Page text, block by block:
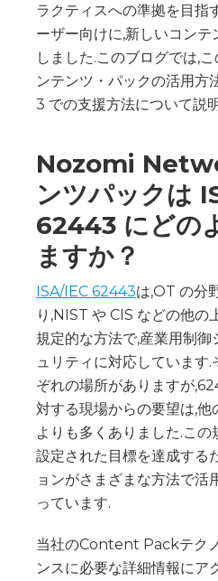
ラクティスへの準拠を目
ーザー向けに,新しいコン
しました.このブログでは,
ンテンツ・パックの活用方
3 での支援方法について説
Nozomi
ンツパックは
62443 にどの
ますか？
ISA/IEC 62443は,OT の分
り,NIST や CIS などの他の
規定的な方法で,産業用制
ュリティに対応しています
ぞれの場所がありますが
対する現場からの要望は,他
よりも多くありました.こ
設定された目標を達成する
ョンがさまざまな方法で活
っています.
当社のContent Packテク
ンスに必要な詳細情報にア